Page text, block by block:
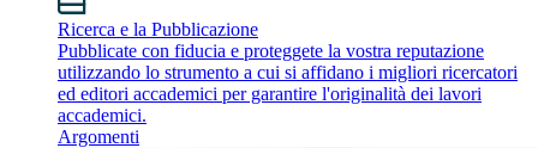
Ricerca e la Pubblicazione
Pubblicate con fiducia e proteggete la vostra reputazione
utilizzando lo strumento a cui si affidano i migliori ricercatori
ed editori accademici per garantire l'originalità dei lavori
accademici.
Argomenti